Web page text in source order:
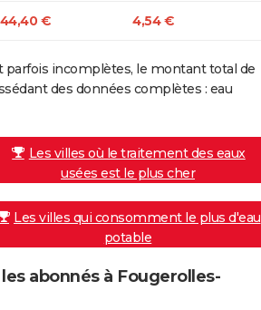
€ 4,54 €
parfois incomplètes, le montant total de
des données complètes : eau
Les villes où le traitement des eaux
usées est le plus cher
Les villes qui consomment le plus d'eau
potable
abonnés à Fougerolles-